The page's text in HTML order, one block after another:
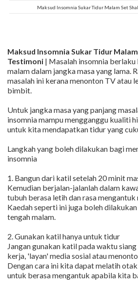
Maksud Insomnia Sukar Tidur Malam Set
Maksud Insomnia Sukar Tidur
Testimoni | Masalah insomnia
malam dalam jangka masa yang lama.
masalah ini kerana menonton TV atau
bimbit.
Untuk jangka masa yang panjang
insomnia mampu mengganggu kualiti
untuk kita mendapatkan tidur yang
Langkah yang boleh dilakukan bagi
insomnia
1. Bangun dari katil setelah 20 minit
Kemudian berjalan-jalanlah dalam
tubuh berasa letih dan rasa mengantuk
Kaedah seperti ini juga boleh
tengah malam.
2. Gunakan katil hanya untuk tidur
Jangan gunakan katil pada waktu
kerja, 'layan' media sosial atau
Dengan cara ini kita dapat melatih
untuk berasa mengantuk apabila kita